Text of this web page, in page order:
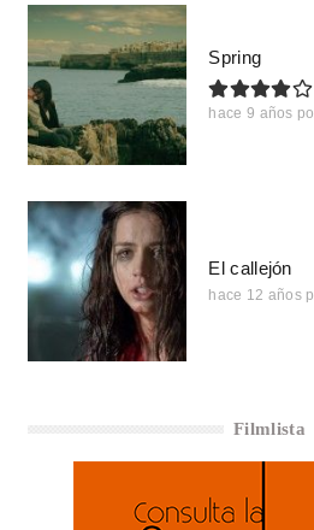
Spring
hace 9 años
El callejón
hace 12 años
Filmlista